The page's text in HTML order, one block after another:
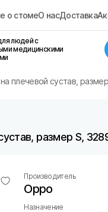
о стомеО насДоставка
людей с
медицинскими
плечевой сустав,
размер S,
Производитель
Oppo
Назначение